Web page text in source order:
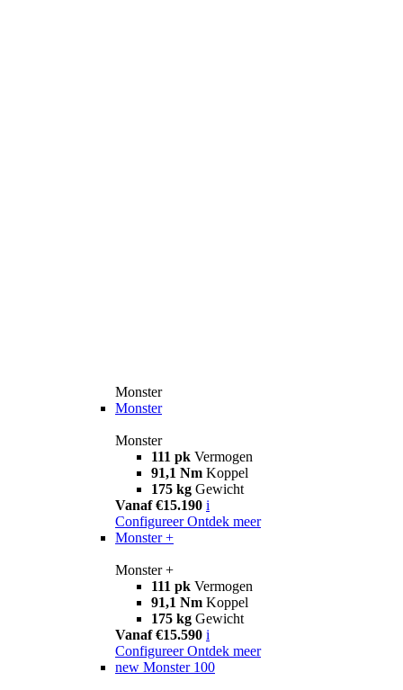
Monster
Monster
Monster
111 pk Vermogen
91,1 Nm Koppel
175 kg Gewicht
Vanaf €15.190 i
Configureer Ontdek meer
Monster +
Monster +
111 pk Vermogen
91,1 Nm Koppel
175 kg Gewicht
Vanaf €15.590 i
Configureer Ontdek meer
new Monster 100